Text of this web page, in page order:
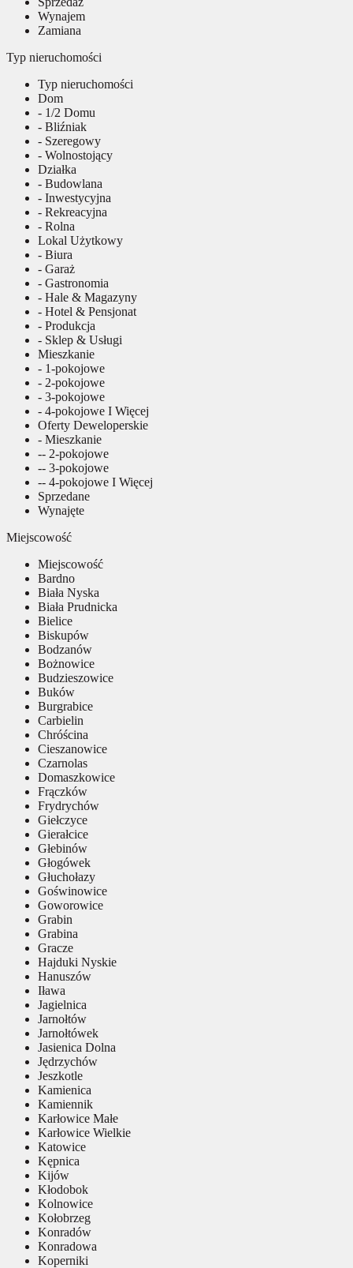
Wynajem
Zamiana
Typ nieruchomości
Typ nieruchomości
Dom
- 1/2 Domu
- Bliźniak
- Szeregowy
- Wolnostojący
Działka
- Budowlana
- Inwestycyjna
- Rekreacyjna
- Rolna
Lokal Użytkowy
- Biura
- Garaż
- Gastronomia
- Hale & Magazyny
- Hotel & Pensjonat
- Produkcja
- Sklep & Usługi
Mieszkanie
- 1-pokojowe
- 2-pokojowe
- 3-pokojowe
- 4-pokojowe I Więcej
Oferty Deweloperskie
- Mieszkanie
-- 2-pokojowe
-- 3-pokojowe
-- 4-pokojowe I Więcej
Sprzedane
Wynajęte
Miejscowość
Miejscowość
Bardno
Biała Nyska
Biała Prudnicka
Bielice
Biskupów
Bodzanów
Bożnowice
Budzieszowice
Buków
Burgrabice
Carbielin
Chróścina
Cieszanowice
Czarnolas
Domaszkowice
Frączków
Frydrychów
Giełczyce
Gierałcice
Głebinów
Głogówek
Głuchołazy
Goświnowice
Goworowice
Grabin
Grabina
Gracze
Hajduki Nyskie
Hanuszów
Iława
Jagielnica
Jarnołtów
Jarnołtówek
Jasienica Dolna
Jędrzychów
Jeszkotle
Kamienica
Kamiennik
Karłowice Małe
Karłowice Wielkie
Katowice
Kępnica
Kijów
Kłodobok
Kolnowice
Kołobrzeg
Konradów
Konradowa
Koperniki